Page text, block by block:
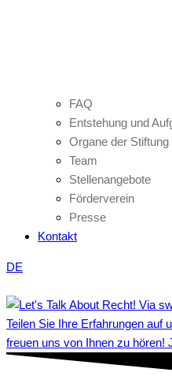
FAQ
Entstehung und
Organe der Stiftung
Team
Stellenangebote
Förderverein
Presse
Kontakt
DE
Teilen Sie Ihre Erfahrungen auf
freuen uns von Ihnen zu hören!